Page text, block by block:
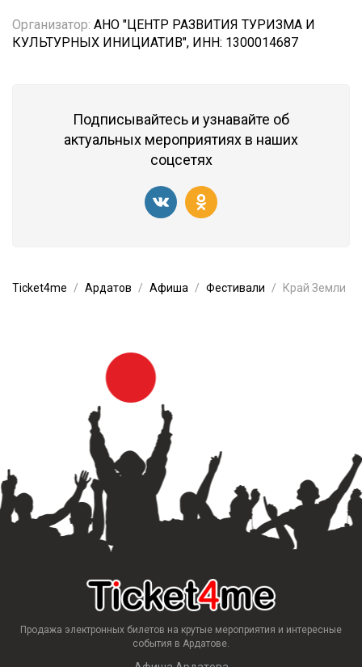
Организатор: АНО "ЦЕНТР РАЗВИТИЯ ТУРИЗМА И
КУЛЬТУРНЫХ ИНИЦИАТИВ", ИНН: 1300014687
Подписывайтесь и узнавайте об
актуальных мероприятиях в наших
соцсетях
Ticket4me Ардатов Афиша Фестивали Край Земли
Продажа электронных билетов на крутые мероприятия и интересные
события в Ардатове.